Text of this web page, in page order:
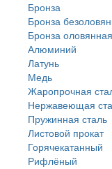
Бронза
Бронза
Бронза оловянная
Алюминий
Латунь
Медь
Жаропрочная
Нержавеющая
Пружинная сталь
Листовой прокат
Горячекатанный
Рифлёный